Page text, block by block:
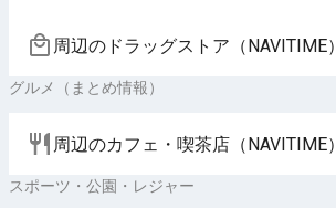
周辺のドラッグストア（NAVITIME）
グルメ（まとめ情報）
周辺のカフェ・喫茶店（NAVITIME）
スポーツ・公園・レジャー